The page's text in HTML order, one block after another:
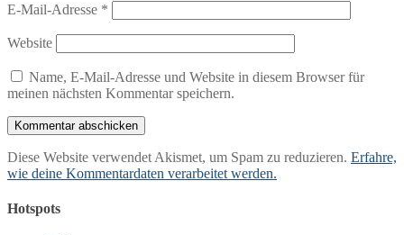
E-Mail-Adresse *
Website
Name, E-Mail-Adresse und Website in diesem Browser für
meinen nächsten Kommentar speichern.
Diese Website verwendet Akismet, um Spam zu reduzieren. Erfahre,
wie deine Kommentardaten verarbeitet werden.
Hotspots